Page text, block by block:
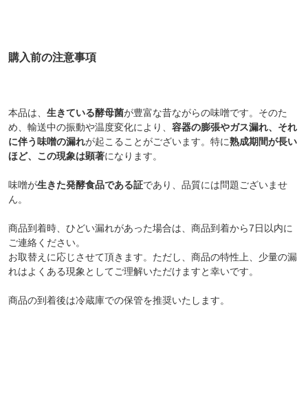
購入前の注意事項
本品は、 生きている酵母菌が豊富な昔ながらの味噌です。そのた
め、輸送中の振動や温度変化により、 容器の膨張やガス漏れ、それ
に伴う味噌の漏れが起こることがございます。特に熟成期間が長い
ほど、この現象は顕著になります。
味噌が生きた発酵食品である証であり、品質には問題ございませ
ん。
商品到着時、ひどい漏れがあった場合は、商品到着から7日以内に
ご連絡ください。
お取替えに応じさせて頂きます。ただし、商品の特性上、少量の漏
れはよくある現象としてご理解いただけますと幸いです。
商品の到着後は冷蔵庫での保管を推奨いたします。